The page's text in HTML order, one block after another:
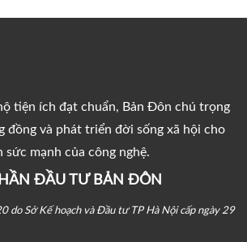
tiện ích đạt chuẩn, Bản Đôn chú trọng
đồng và phát triển đời sống xã hội cho
mạnh của công nghệ.
ĐẦU TƯ BẢN ĐÔN
Sở Kế hoạch và Đầu tư TP Hà Nội cấp ngày 29